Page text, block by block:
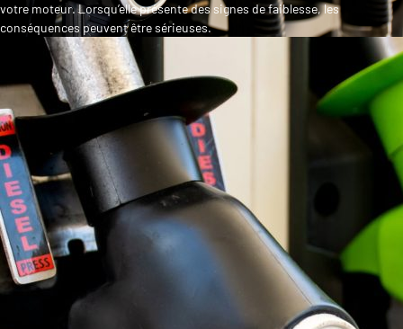
votre moteur. Lorsqu’elle présente des signes de faiblesse, les
conséquences peuvent être sérieuses.